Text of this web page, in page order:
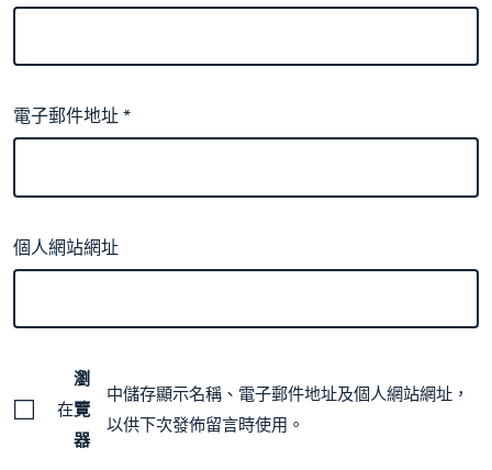
電子郵件地址*
個人網站網址
在
瀏
覽
器
中儲存顯示名稱、電子郵件地址及個人網站網址，
以供下次發佈留言時使用。